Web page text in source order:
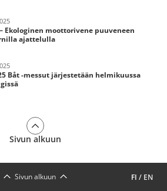
Ekologinen moottorivene puuveneen
ajattelulla
Båt -messut järjestetään helmikuussa
Sivun alkuun
FI / EN
Sivun alkuun